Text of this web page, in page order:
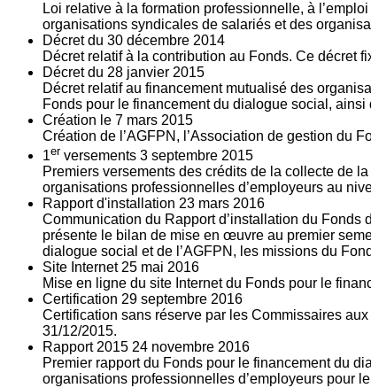
Loi relative à la formation professionnelle, à
organisations syndicales de salariés et des
Décret du 30 décembre 2014
Décret relatif à la contribution au Fonds. Ce décret
Décret du 28 janvier 2015
Décret relatif au financement mutualisé des
Fonds pour le financement du dialogue social,
Création le 7 mars 2015
Création de l’AGFPN, l’Association de gestion du
1er versements 3 septembre 2015
Premiers versements des crédits de la collecte de
organisations professionnelles d’employeurs au
Rapport d'installation 23 mars 2016
Communication du Rapport d’installation du Fonds
présente le bilan de mise en œuvre au premier
dialogue social et de l’AGFPN, les missions du
Site Internet 25 mai 2016
Mise en ligne du site Internet du Fonds pour le
Certification 29 septembre 2016
Certification sans réserve par les Commissaires
31/12/2015.
Rapport 2015 24 novembre 2016
Premier rapport du Fonds pour le financement du
organisations professionnelles d’employeurs pour